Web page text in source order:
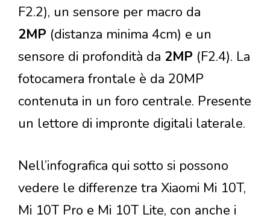
F2.2), un sensore per macro da
2MP (distanza minima 4cm) e un
sensore di profondità da 2MP (F2.4). La
fotocamera frontale è da 20MP
contenuta in un foro centrale. Presente
un lettore di impronte digitali laterale.
Nell’infografica qui sotto si possono
vedere le differenze tra Xiaomi Mi 10T,
Mi 10T Pro e Mi 10T Lite, con anche i